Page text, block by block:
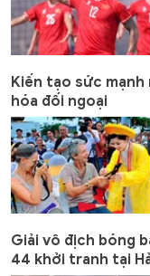
Kiến tạo sức mạnh
hóa đối ngoại
Giải vô địch bóng
44 khởi tranh tại